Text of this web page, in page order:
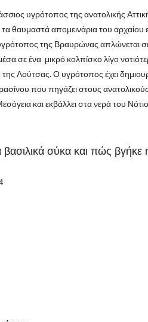
υγρότοπος της ανατολικής
θαυμαστά απομεινάρια του αρχαίου
της Βραυρώνας απλώνεται
σε ένα μικρό κολπίσκο λίγο
της Λούτσας. Ο υγρότοπος έχει
που πηγάζει στους
και εκβάλλει στα νερά του
βασιλικά σύκα και πώς βγήκε